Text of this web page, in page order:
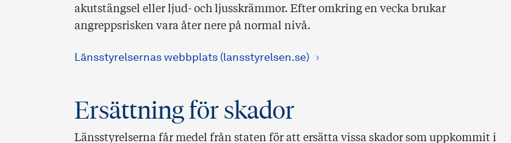
akutstängsel eller ljud- och ljusskrämmor. Efter omkring en vecka brukar
angreppsrisken vara åter nere på normal nivå.
Länsstyrelsernas webbplats (lansstyrelsen.se)
Ersättning för skador
Länsstyrelserna får medel från staten för att ersätta vissa skador som uppkommit i